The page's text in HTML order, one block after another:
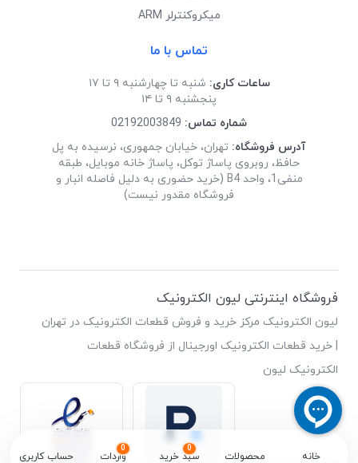
خانه محصولات
0
سبد خرید
0
واردات حساب کاربری
میکروکنترلر ARM
تماس با ما
ساعات کاری: شنبه تا چهارشنبه ۹ تا ۱۷
پنجشنبه ۹ تا ۱۴
شماره تماس: 02192003849
آدرس فروشگاه: تهران، خیابان جمهوری، نرسیده به پل
حافظ، روبروی پاساژ توکل، پاساژ خانه موبایل، طبقه
منفی1، واحد B4 (خرید حضوری به دلیل فاصله انبار و
فروشگاه مقدور نیست)
فروشگاه اینترنتی لیون الکترونیک
لیون الکترونیک مرکز خرید و فروش قطعات الکترونیک در تهران
| خرید قطعات الکترونیک اورجینال از فروشگاه قطعات
الکترونیک لیون